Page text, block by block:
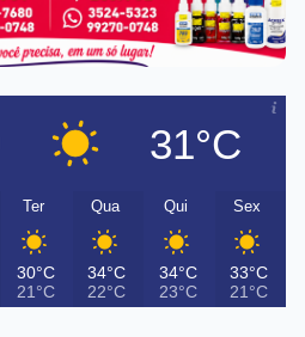
31°C
Ter
30°C
21°C
Qua
34°C
22°C
Qui
34°C
23°C
Sex
33°C
21°C